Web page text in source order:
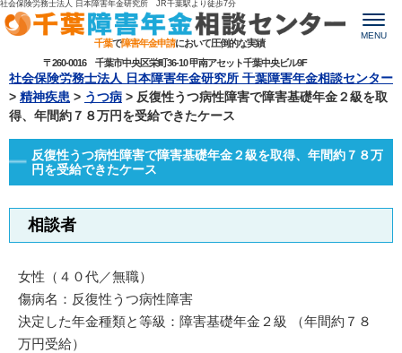
社会保険労務士法人 日本障害年金研究所 JR千葉駅より 徒歩7分
千葉で障害年金申請において圧倒的な実績
〒260-0016 千葉市中央区栄町36-10 甲南アセット千葉中央ビル9F
MENU
社会保険労務士法人 日本障害年金研究所 千葉障害年金相談センター
> 精神疾患 > うつ病 > 反復性うつ病性障害で障害基礎年金２級を取
得、年間約７８万円を受給できたケース
反復性うつ病性障害で障害基礎年金２級を取得、年間約７８万
円を受給できたケース
相談者
女性（４０代／無職）
傷病名：反復性うつ病性障害
決定した年金種類と等級：障害基礎年金２級 （年間約７８
万円受給）